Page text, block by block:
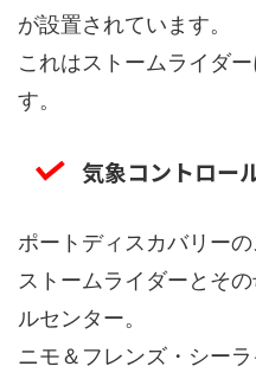
が設置されています。
これはストームライダ
す。
気象コントロー
ポートディスカバリー
ストームライダーとそ
ルセンター。
ニモ＆フレンズ・シー